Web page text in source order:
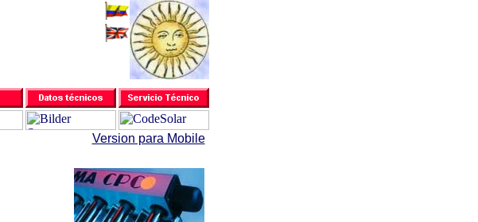
Version para Mobile